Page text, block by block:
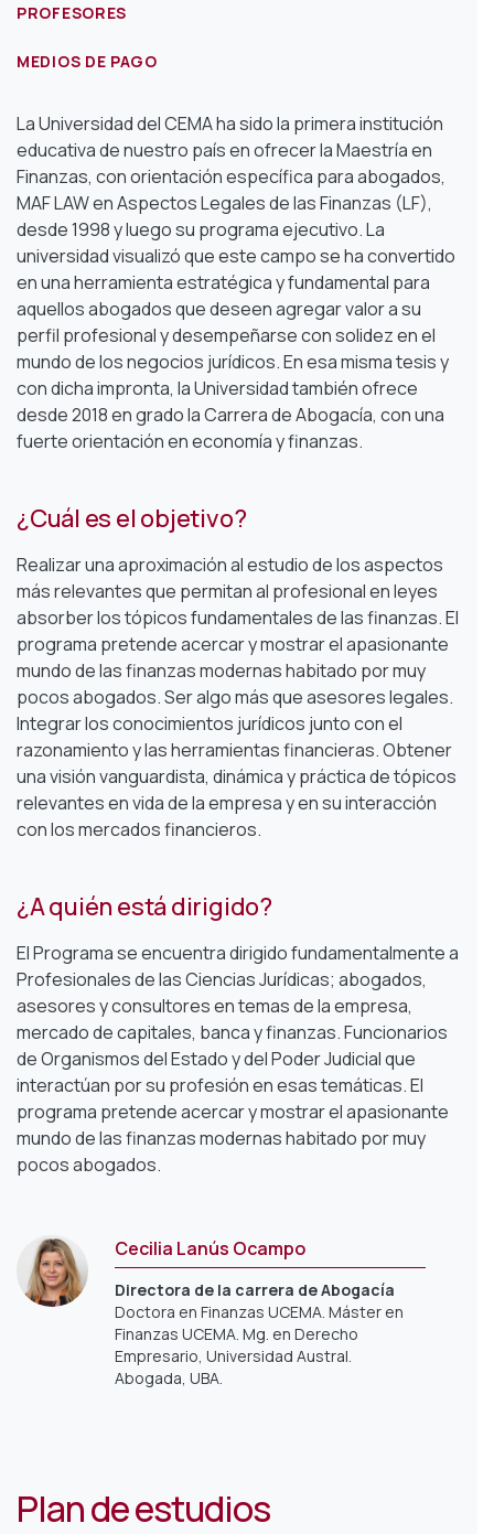
PROFESORES
MEDIOS DE PAGO
La Universidad del CEMA ha sido la primera institución
educativa de nuestro país en ofrecer la Maestría en
Finanzas, con orientación específica para abogados,
MAF LAW en Aspectos Legales de las Finanzas (LF),
desde 1998 y luego su programa ejecutivo.La
universidad visualizó que este campo se ha convertido
en una herramienta estratégica y fundamental para
aquellos abogados que deseen agregar valor a su
perfil profesionaly desempeñarse con solidez en el
mundo de los negocios jurídicos. En esa misma tesis y
con dicha impronta, la Universidad también ofrece
desde 2018 en grado la Carrera de Abogacía, con una
fuerte orientación en economía y finanzas.
¿Cuál es el objetivo?
Realizar una aproximación al estudio de los aspectos
más relevantes que permitan al profesional en leyes
absorber los tópicos fundamentales de las finanzas. El
programa pretende acercar y mostrar el apasionante
mundo de las finanzas modernas habitado por muy
pocos abogados.Ser algo más que asesores legales.
Integrar los conocimientos jurídicos junto con el
razonamiento y las herramientas financieras. Obtener
una visión vanguardista, dinámica y práctica de tópicos
relevantes en vida de la empresa y en su interacción
con los mercados financieros.
¿A quién está dirigido?
El Programa se encuentra dirigido fundamentalmente a
Profesionales de las Ciencias Jurídicas; abogados,
asesores y consultores en temas de la empresa,
mercado de capitales, banca y finanzas. Funcionarios
de Organismos del Estado y del Poder Judicial que
interactúan por su profesión en esas temáticas. El
programa pretende acercar y mostrar el apasionante
mundo de las finanzas modernas habitado por muy
pocos abogados.
Cecilia Lanús Ocampo
Directora de la carrera de Abogacía
Doctora en Finanzas UCEMA. Máster en
Finanzas UCEMA. Mg. en Derecho
Empresario, Universidad Austral.
Abogada, UBA.
Plan de estudios